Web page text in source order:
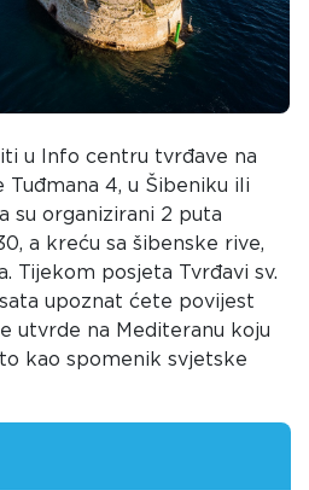
u Info centru tvrđave na
Tuđmana 4, u Šibeniku ili
su organizirani 2 puta
a kreću sa šibenske rive,
Tijekom posjeta Tvrđavi sv.
upoznat ćete povijest
utvrde na Mediteranu koju
kao spomenik svjetske